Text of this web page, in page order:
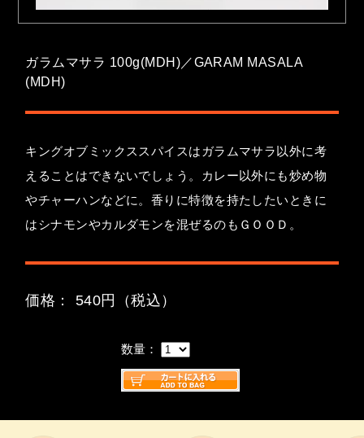
ガラムマサラ 100g(MDH)／GARAM MASALA
(MDH)
キングオブミックススパイスはガラムマサラ以外に考
えることはできないでしょう。カレー以外にも炒め物
やチャーハンなどに。香りに特徴を持たしたいときに
はシナモンやカルダモンを混ぜるのもＧＯＯＤ。
価格： 540円（税込）
数量：